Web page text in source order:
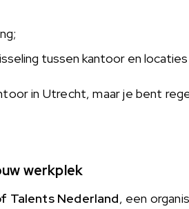
tussen kantoor en locaties
in Utrecht, maar je bent
werkplek
Talents Nederland, een